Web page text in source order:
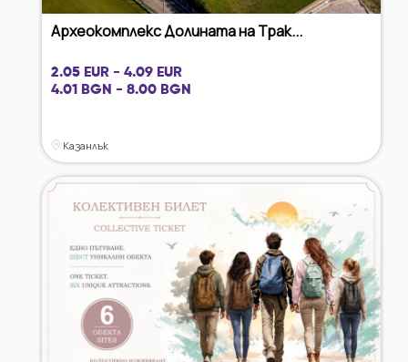
Археокомплекс Долината на Трак...
2.05 EUR - 4.09 EUR
4.01 BGN - 8.00 BGN
Казанлък